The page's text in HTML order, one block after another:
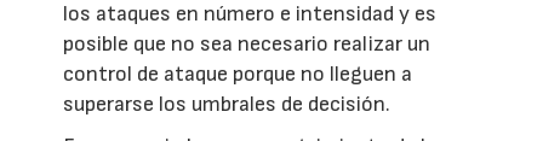
los ataques en número e intensidad y es
posible que no sea necesario realizar un
control de ataque porque no lleguen a
superarse los umbrales de decisión.